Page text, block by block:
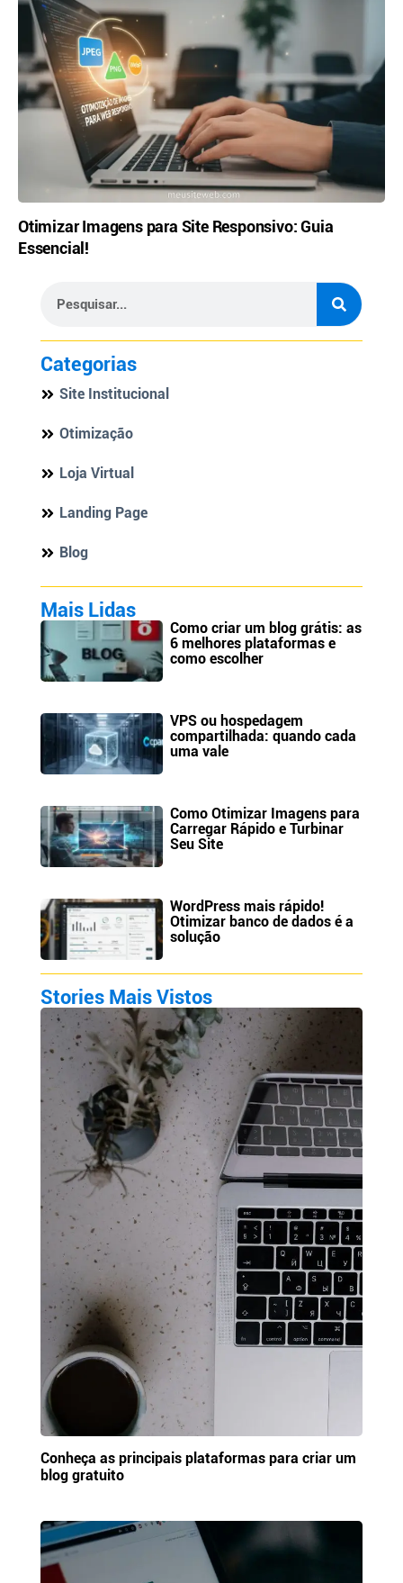
Otimizar Imagens para Site Responsivo: Guia
Essencial!
Categorias
Site Institucional
Otimização
Loja Virtual
Landing Page
Blog
Mais Lidas
Como criar um blog grátis: as
6 melhores plataformas e
como escolher
VPS ou hospedagem
compartilhada: quando cada
uma vale
Como Otimizar Imagens para
Carregar Rápido e Turbinar
Seu Site
WordPress mais rápido!
Otimizar banco de dados é a
solução
Stories Mais Vistos
Conheça as principais plataformas para criar um
blog gratuito